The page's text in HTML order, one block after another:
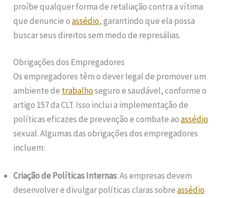
proíbe qualquer forma de retaliação contra a vítima
que denuncie oassédio, garantindo que ela possa
buscar seus direitos sem medo de represálias.
Obrigações dos Empregadores
Os empregadores têm o dever legal de promover um
ambiente de trabalhoseguro e saudável, conforme o
artigo 157 da CLT. Isso inclui a implementação de
políticas eficazes de prevenção e combate aoassédio
sexual. Algumas das obrigações dos empregadores
incluem:
Criação de Políticas Internas: As empresas devem
desenvolver e divulgar políticas claras sobreassédio